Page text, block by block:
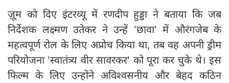
ज़ूम को दिए इंटरव्यू में रणदीप हुड्डा ने बताया कि जब
निर्देशक लक्ष्मण उतेकर ने उन्हें 'छावा' में औरंगजेब के
महत्वपूर्ण रोल के लिए अप्रोच किया था, तब वह अपनी ड्रीम
परियोजना 'स्वातंत्र्य वीर सावरकर' को पूरा कर चुके थे। इस
फिल्म के लिए उन्होंने अविश्वसनीय और बेहद कठिन